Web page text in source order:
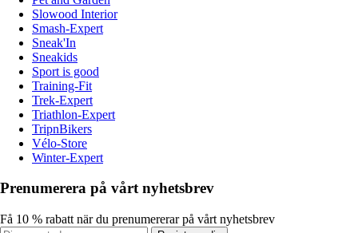
Slowood Interior
Smash-Expert
Sneak'In
Sneakids
Sport is good
Training-Fit
Trek-Expert
Triathlon-Expert
TripnBikers
Vélo-Store
Winter-Expert
Prenumerera på vårt nyhetsbrev
Få 10 % rabatt när du prenumererar på vårt nyhetsbrev